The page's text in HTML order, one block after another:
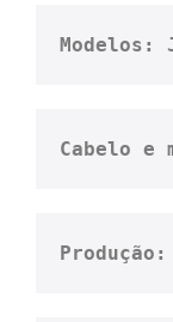
Modelos:
Cabelo e